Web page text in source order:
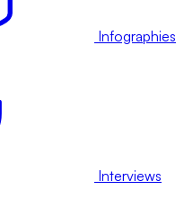
Infographies
Interviews